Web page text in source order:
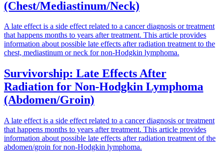
(Chest/Mediastinum/Neck)
A late effect is a side effect related to a cancer diagnosis or treatment
that happens months to years after treatment. This article provides
information about possible late effects after radiation treatment to the
chest, mediastinum or neck for non-Hodgkin lymphoma.
Survivorship: Late Effects After
Radiation for Non-Hodgkin Lymphoma
(Abdomen/Groin)
A late effect is a side effect related to a cancer diagnosis or treatment
that happens months to years after treatment. This article provides
information about possible late effects after radiation treatment of the
abdomen/groin for non-Hodgkin lymphoma.